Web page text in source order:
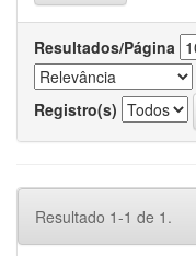
Resultados/Página
Registro(s)
Resultado 1-1 de 1.